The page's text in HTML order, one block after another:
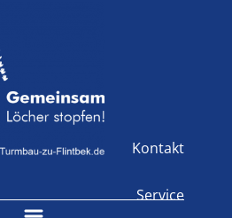
Kontakt
Service